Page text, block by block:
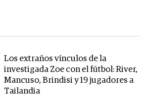
Los extraños vínculos de la
investigada Zoe con el fútbol: River,
Mancuso, Brindisi y 19 jugadores a
Tailandia